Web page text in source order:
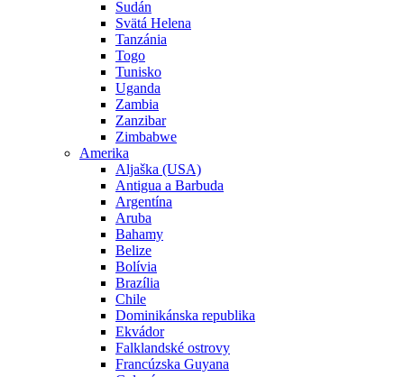
Sudán
Svätá Helena
Tanzánia
Togo
Tunisko
Uganda
Zambia
Zanzibar
Zimbabwe
Amerika
Aljaška (USA)
Antigua a Barbuda
Argentína
Aruba
Bahamy
Belize
Bolívia
Brazília
Chile
Dominikánska republika
Ekvádor
Falklandské ostrovy
Francúzska Guyana